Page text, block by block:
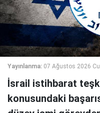
Yayınlanma: 07 Ağustos 2026
İsrail istihbarat
konusundaki